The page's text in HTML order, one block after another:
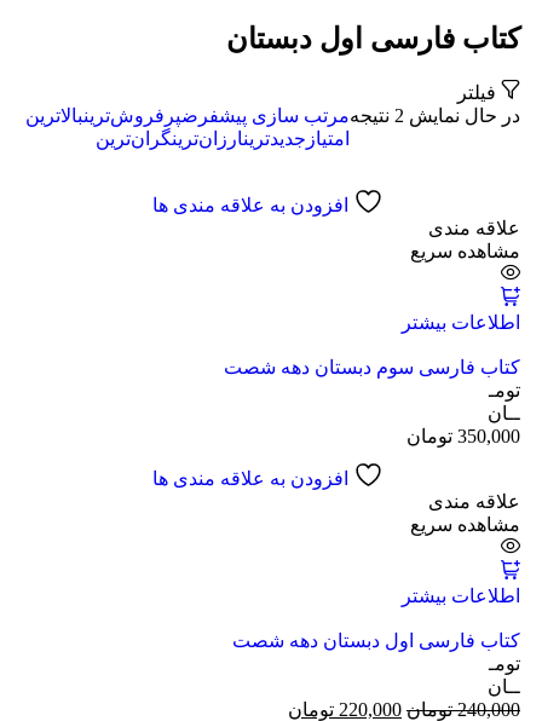
کتاب فارسی اول دبستان
فیلتر
در حال نمایش 2 نتیجه
مرتب سازی پیشفرضپرفروش‌ترینبالاترین
امتیاز جدیدترینارزان‌ترینگران‌ترین
افزودن به علاقه مندی ها
علاقه مندی
مشاهده سریع
اطلاعات بیشتر
کتاب فارسی سوم دبستان دهه شصت
تومـ
ــان
350,000 تومان
افزودن به علاقه مندی ها
علاقه مندی
مشاهده سریع
اطلاعات بیشتر
کتاب فارسی اول دبستان دهه شصت
تومـ
ــان
240,000 تومان 220,000 تومان